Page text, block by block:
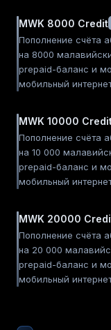
MWK 8000 Credit
Пополнение счёта
на 8000
prepaid-баланс и
мобильный
MWK 10000
Пополнение счёта
на 10 000
prepaid-баланс и
мобильный
MWK 20000
Пополнение счёта
на 20 000
prepaid-баланс и
мобильный